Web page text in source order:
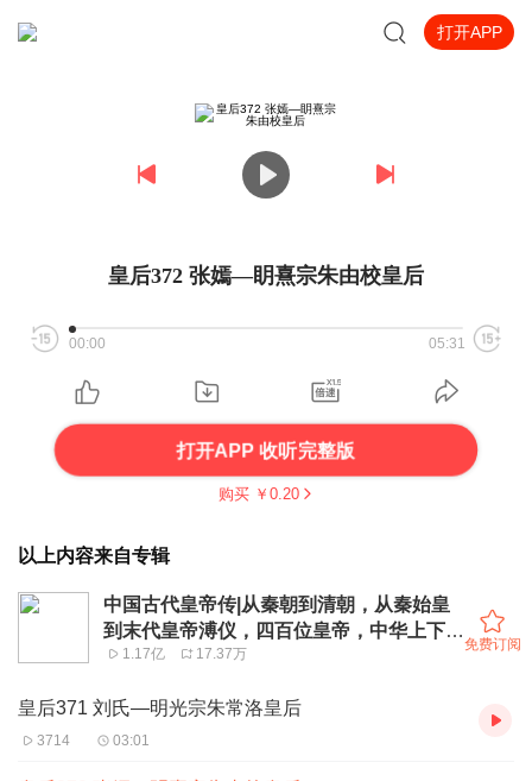
打开APP
皇后372 张嫣—眀熹宗朱由校皇后
00:00 05:31
打开APP 收听完整版
购买 ￥ 0.20
以上内容来自专辑
中国古代皇帝传|从秦朝到清朝，从秦始皇
到末代皇帝溥仪，四百位皇帝，中华上下五
千年1.17亿 17.37万
免费订阅
皇后371 刘氏—明光宗朱常洛皇后
3714 03:01